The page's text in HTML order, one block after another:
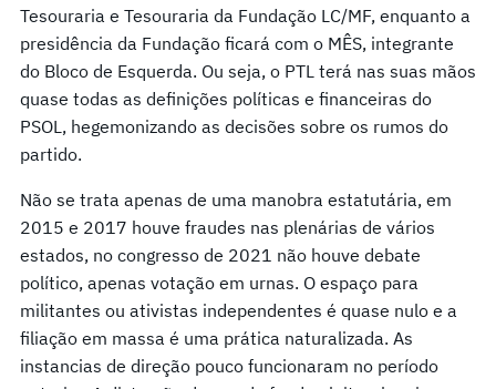
Tesouraria e Tesouraria da Fundação LC/MF, enquanto a
presidência da Fundação ficará com o MÊS, integrante
do Bloco de Esquerda. Ou seja, o PTL terá nas suas mãos
quase todas as definições políticas e financeiras do
PSOL, hegemonizando as decisões sobre os rumos do
partido.
Não se trata apenas de uma manobra estatutária, em
2015 e 2017 houve fraudes nas plenárias de vários
estados, no congresso de 2021 não houve debate
político, apenas votação em urnas. O espaço para
militantes ou ativistas independentes é quase nulo e a
filiação em massa é uma prática naturalizada. As
instancias de direção pouco funcionaram no período